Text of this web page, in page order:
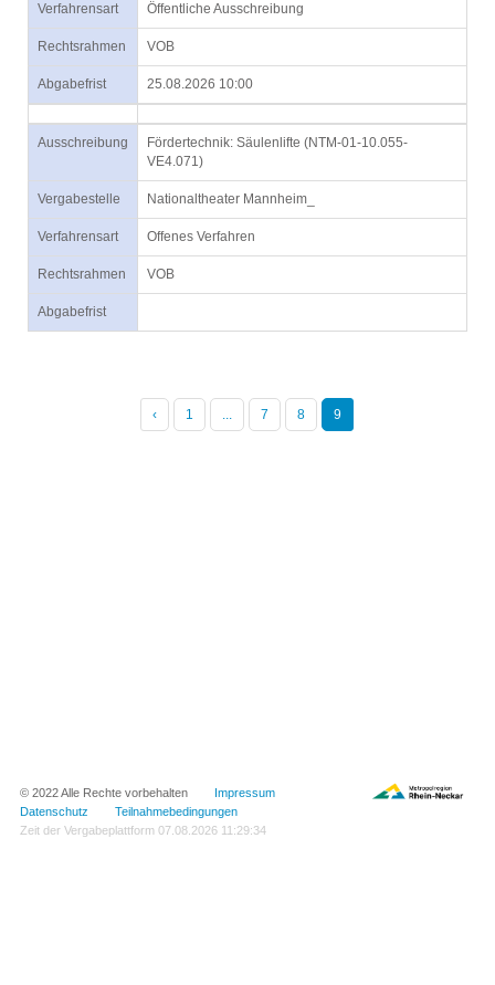
Verfahrensart Öffentliche Ausschreibung
Rechtsrahmen VOB
Abgabefrist 25.08.2026 10:00
Ausschreibung
Fördertechnik: Säulenlifte (NTM-01-10.055-
VE4.071)
Vergabestelle Nationaltheater Mannheim_
Verfahrensart Offenes Verfahren
Rechtsrahmen VOB
Abgabefrist
‹ 1 ... 7 8 9
© 2022 Alle Rechte vorbehalten Impressum
Datenschutz
Teilnahmebedingungen
Zeit der Vergabeplattform 07.08.2026 11:29:34